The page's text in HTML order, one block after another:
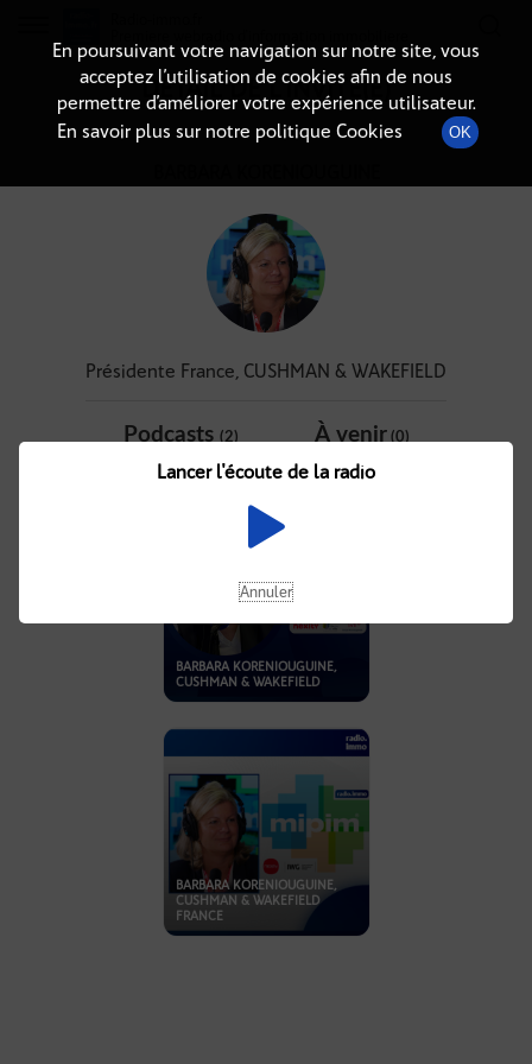
DÉTAIL DE L'INVITÉ(E)
Présidente France, CUSHMAN & WAKEFIELD
Podcasts (2) À venir(0)
BARBARA KORENIOUGUINE,
CUSHMAN & WAKEFIELD
BARBARA KORENIOUGUINE,
CUSHMAN & WAKEFIELD
FRANCE
En poursuivant votre navigation sur notre site, vous
acceptez l’utilisation de cookies afin de nous
permettre d’améliorer votre expérience utilisateur.
En savoir plus sur notre politique Cookies
OK
Lancer l'écoute de la radio
Annuler